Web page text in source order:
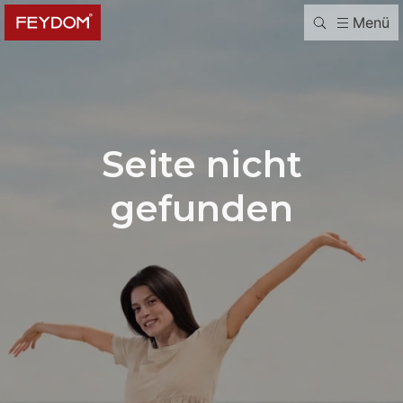
Menü
Seite nicht
gefunden